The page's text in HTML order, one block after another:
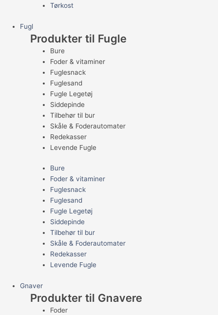
Tørkost
Fugl
Produkter til Fugle
Bure
Foder & vitaminer
Fuglesnack
Fuglesand
Fugle Legetøj
Siddepinde
Tilbehør til bur
Skåle & Foderautomater
Redekasser
Levende Fugle
Bure
Foder & vitaminer
Fuglesnack
Fuglesand
Fugle Legetøj
Siddepinde
Tilbehør til bur
Skåle & Foderautomater
Redekasser
Levende Fugle
Gnaver
Produkter til Gnavere
Foder